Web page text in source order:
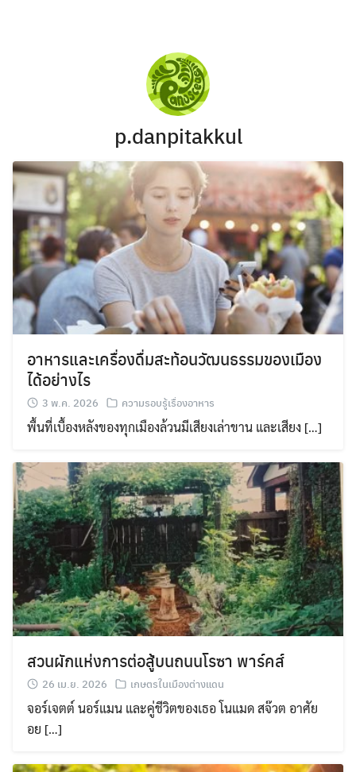
p.danpitakkul
อาหารและเครื่องดื่มสะท้อนวัฒนธรรมของเมือง
ได้อย่างไร
3 พ.ค. 2026 ความรอบรู้เรื่องอาหาร
พื้นที่เบื้องหลังของทุกเมืองล้วนมีเสียงเล่าขาน และเสียง […]
สวนผักแห่งการต่อสู้บนถนนโรซา พาร์คส์
26 เม.ย. 2026 เกษตรในเมืองต่างแดน
จอร์เจตต์ นอร์แมน และคู่ชีวิตของเธอ โนแมด สจ๊วต อาศัย
อย […]